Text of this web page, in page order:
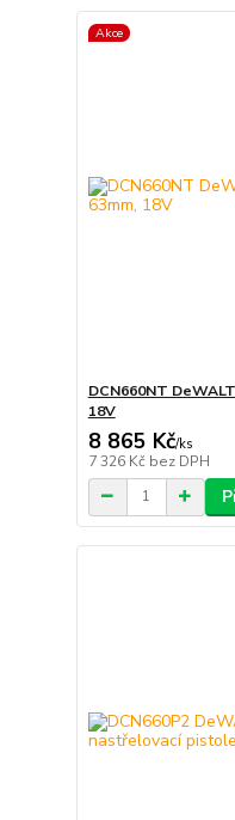
Akce
DCN660NT
18V
8 865 Kč/ks
7 326 Kč bez DPH